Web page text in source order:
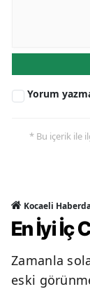
Yorum
* Bu içerik ile
Kocaeli
En İyi İç
Zamanla
eski